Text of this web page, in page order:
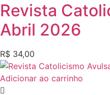
Revista
Abril 2026
R$ 34,00
Adicionar ao carrinho